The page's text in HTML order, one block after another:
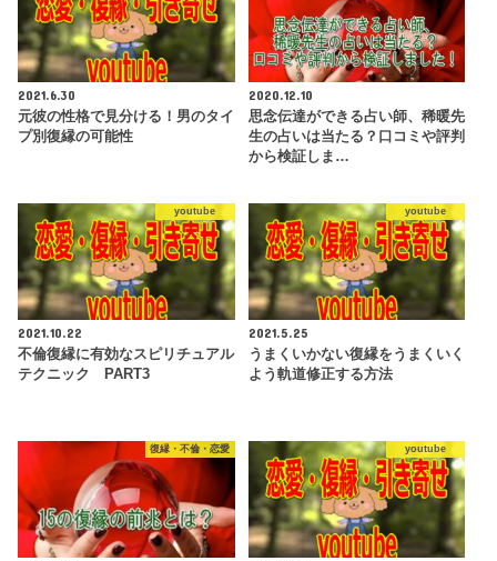
2021.6.30
元彼の性格で見分ける！男のタイ
プ別復縁の可能性
2020.12.10
思念伝達ができる占い師、稀暖先
生の占いは当たる？口コミや評判
から検証しま…
youtube
2021.10.22
不倫復縁に有効なスピリチュアル
テクニック PART3
youtube
2021.5.25
うまくいかない復縁をうまくいく
よう軌道修正する方法
復縁・不倫・恋愛 youtube